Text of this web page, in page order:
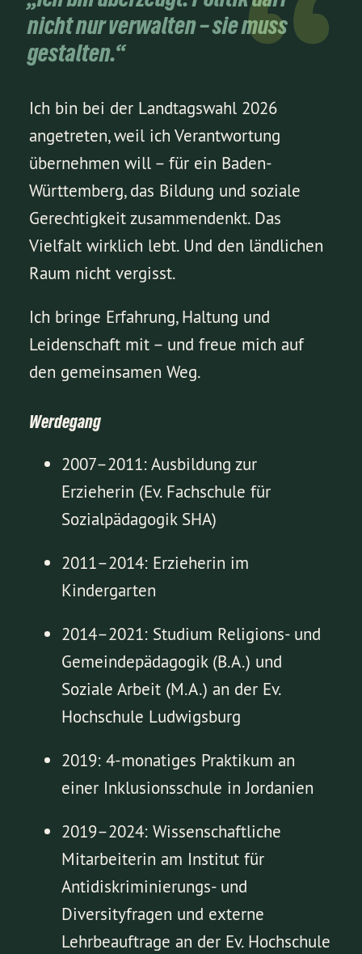
nicht nur verwalten – sie muss
gestalten.“
Ich bin bei der Landtagswahl 2026
angetreten, weil ich Verantwortung
übernehmen will – für ein Baden-
Württemberg, das Bildung und soziale
Gerechtigkeit zusammendenkt. Das
Vielfalt wirklich lebt. Und den ländlichen
Raum nicht vergisst.
Ich bringe Erfahrung, Haltung und
Leidenschaft mit – und freue mich auf
den gemeinsamen Weg.
Werdegang
2007–2011: Ausbildung zur
Erzieherin (Ev. Fachschule für
Sozialpädagogik SHA)
2011–2014: Erzieherin im
Kindergarten
2014–2021: Studium Religions- und
Gemeindepädagogik (B.A.) und
Soziale Arbeit (M.A.) an der Ev.
Hochschule Ludwigsburg
2019: 4-monatiges Praktikum an
einer Inklusionsschule in Jordanien
2019–2024: Wissenschaftliche
Mitarbeiterin am Institut für
Antidiskriminierungs- und
Diversityfragen und externe
Lehrbeauftrage an der Ev. Hochschule